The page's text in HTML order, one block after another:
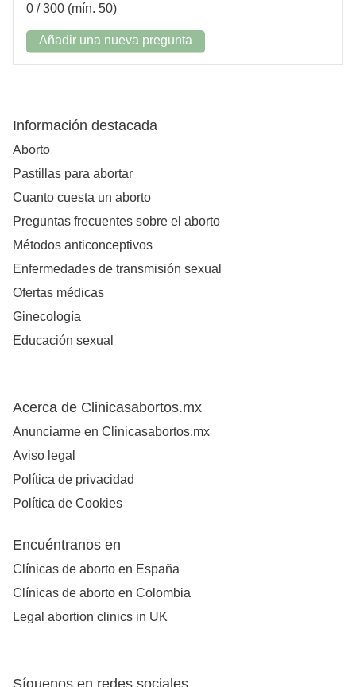
0 / 300 (mín. 50)
Añadir una nueva pregunta
Información destacada
Aborto
Pastillas para abortar
Cuanto cuesta un aborto
Preguntas frecuentes sobre el aborto
Métodos anticonceptivos
Enfermedades de transmisión sexual
Ofertas médicas
Ginecología
Educación sexual
Acerca de Clinicasabortos.mx
Anunciarme en Clinicasabortos.mx
Aviso legal
Política de privacidad
Política de Cookies
Encuéntranos en
Clínicas de aborto en España
Clínicas de aborto en Colombia
Legal abortion clinics in UK
Síguenos en redes sociales